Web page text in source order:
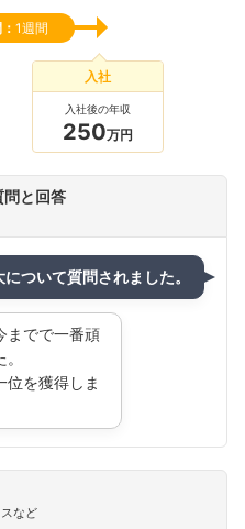
1週間
入社
入社後の年収
250万円
問と回答
ついて質問されました。
までで一番頑
位を獲得しま
など